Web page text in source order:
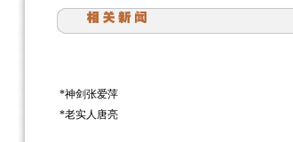
*神剑张爱萍
*老实人唐亮